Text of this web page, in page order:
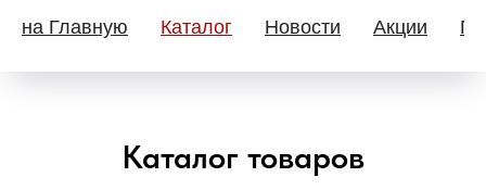
на Главную Каталог Новости Акции
Каталог товаров